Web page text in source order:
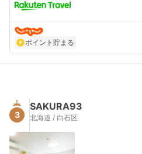
ポイント貯まる
3
SAKURA93
北海道 / 白石区